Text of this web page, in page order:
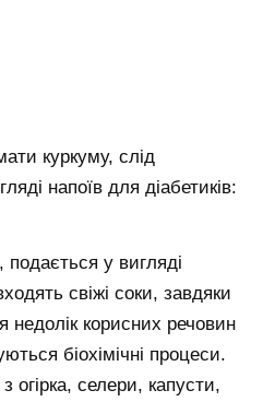
куркуму, слід
напоїв для діабетиків:
у вигляді
свіжі соки, завдяки
недолік корисних речовин
біохімічні процеси.
огірка, селери, капусти,